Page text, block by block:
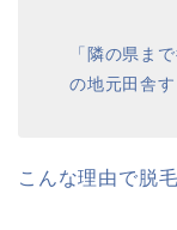
「隣の県ま
の地元田舎す
こんな理由で脱